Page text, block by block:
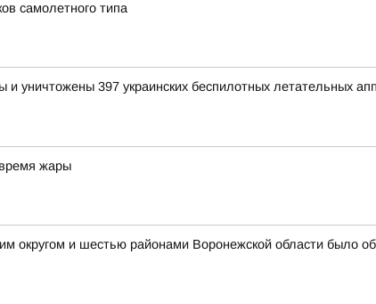
самолетного типа
397 украинских беспилотных летательных
время жары
и шестью районами Воронежской области было